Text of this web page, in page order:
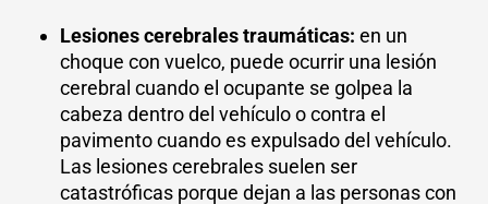
Lesiones cerebrales traumáticas: en un
choque con vuelco, puede ocurrir una lesión
cerebral cuando el ocupante se golpea la
cabeza dentro del vehículo o contra el
pavimento cuando es expulsado del vehículo.
Las lesiones cerebrales suelen ser
catastróficas porque dejan a las personas con